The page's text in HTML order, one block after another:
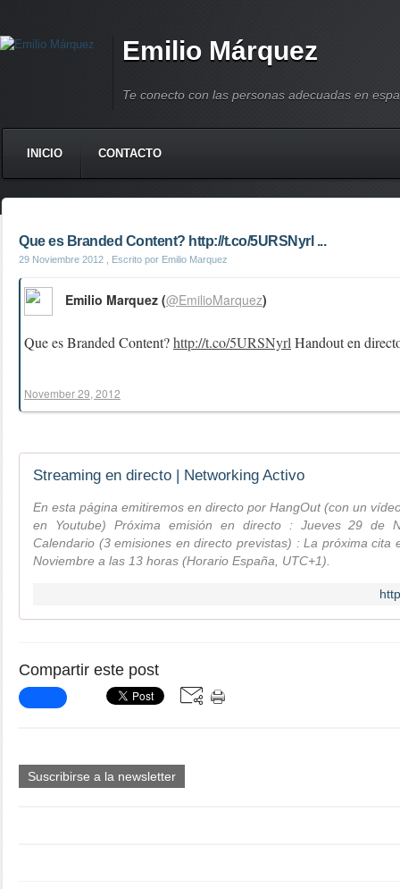
Emilio Márquez
Te conecto con las personas adecuadas en
INICIO CONTACTO
Que es Branded Content? http://t.co/5URSNyrl ...
29 Noviembre 2012 , Escrito por Emilio Marquez
Que es Branded Content?http://t.co/5URSNyrl Handout en
Emilio Marquez (@EmilioMarquez)
November 29, 2012
Streaming en directo | Networking Activo
En esta página emitiremos en directo por HangOut (con un
en Youtube) Próxima emisión en directo : Jueves 29 de
Calendario (3 emisiones en directo previstas) : La próxima cita
Noviembre a las 13 horas (Horario España, UTC+1).
Compartir este post
Suscribirse a la newsletter